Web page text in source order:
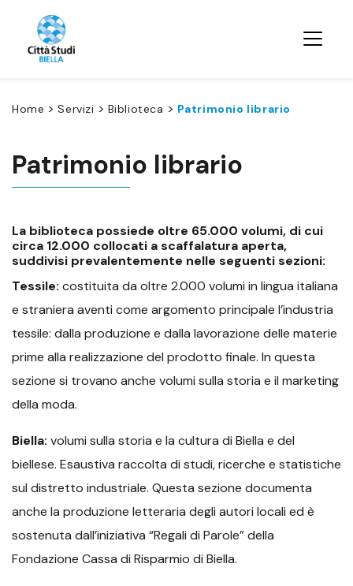
Home >Servizi > Biblioteca > Patrimonio librario
Patrimonio librario
La biblioteca possiede oltre 65.000 volumi, di cui
circa 12.000 collocati a scaffalatura aperta,
suddivisi prevalentemente nelle seguenti sezioni:
Tessile: costituita da oltre 2.000 volumi in lingua italiana
e straniera aventi come argomento principale l’industria
tessile: dalla produzione e dalla lavorazione delle materie
prime alla realizzazione del prodotto finale. In questa
sezione si trovano anche volumi sulla storia e il marketing
della moda.
Biella: volumi sulla storia e la cultura di Biella e del
biellese. Esaustiva raccolta di studi, ricerche e statistiche
sul distretto industriale. Questa sezione documenta
anche la produzione letteraria degli autori locali ed è
sostenuta dall’iniziativa “Regali di Parole” della
Fondazione Cassa di Risparmio di Biella.